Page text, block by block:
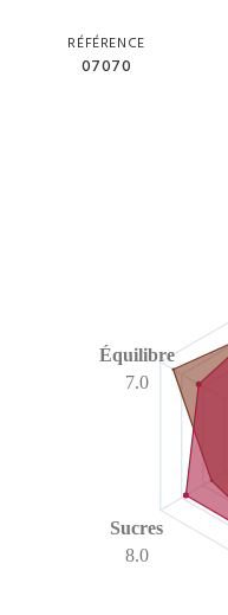
RÉFÉRENCE
07070
Sucres
8.0
Équilibre
7.0